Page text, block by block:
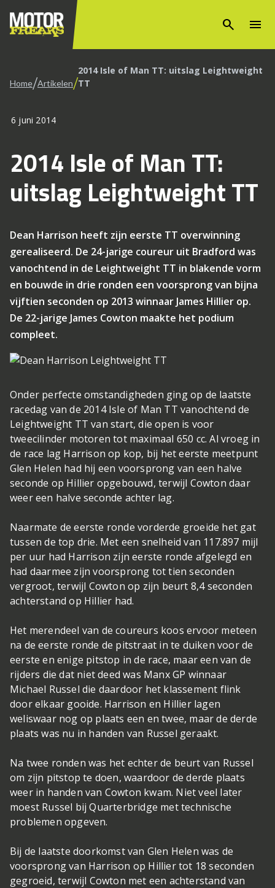
search menu
Home/Artikelen/2014 Isle of Man TT: uitslag Leightweight
TT
6 juni 2014
2014 Isle of Man TT:
uitslag Leightweight TT
Dean Harrison heeft zijn eerste TT overwinning
gerealiseerd. De 24-jarige coureur uit Bradford was
vanochtend in de Leightweight TT in blakende vorm
en bouwde in drie ronden een voorsprong van bijna
vijftien seconden op 2013 winnaar James Hillier op.
De 22-jarige James Cowton maakte het podium
compleet.
Onder perfecte omstandigheden ging op de laatste
racedag van de 2014 Isle of Man TT vanochtend de
Leightweight TT van start, die open is voor
tweecilinder motoren tot maximaal 650 cc. Al vroeg in
de race lag Harrison op kop, bij het eerste meetpunt
Glen Helen had hij een voorsprong van een halve
seconde op Hillier opgebouwd, terwijl Cowton daar
weer een halve seconde achter lag.
Naarmate de eerste ronde vorderde groeide het gat
tussen de top drie. Met een snelheid van 117.897 mijl
per uur had Harrison zijn eerste ronde afgelegd en
had daarmee zijn voorsprong tot tien seconden
vergroot, terwijl Cowton op zijn beurt 8,4 seconden
achterstand op Hillier had.
Het merendeel van de coureurs koos ervoor meteen
na de eerste ronde de pitstraat in te duiken voor de
eerste en enige pitstop in de race, maar een van de
rijders die dat niet deed was Manx GP winnaar
Michael Russel die daardoor het klassement flink
door elkaar gooide. Harrison en Hillier lagen
weliswaar nog op plaats een en twee, maar de derde
plaats was nu in handen van Russel geraakt.
Na twee ronden was het echter de beurt van Russel
om zijn pitstop te doen, waardoor de derde plaats
weer in handen van Cowton kwam. Niet veel later
moest Russel bij Quarterbridge met technische
problemen opgeven.
Bij de laatste doorkomst van Glen Helen was de
voorsprong van Harrison op Hillier tot 18 seconden
gegroeid, terwijl Cowton met een achterstand van